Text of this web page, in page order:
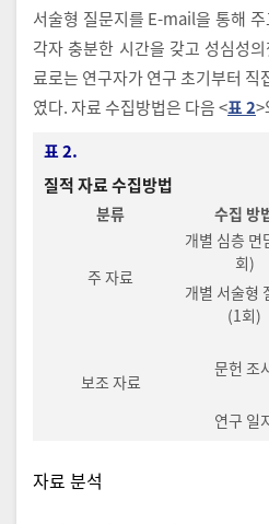
서술형 질문지를 E-mail을 통해
각자 충분한 시간을 갖고 성심성
료로는 연구자가 연구 초기부터
였다. 자료 수집방법은 다음 <표 2>
표 2.
질적 자료 수집방법
분류 수집 방
주 자료
개별 심층 면
회)
개별 서술형
(1회)
보조 자료
문헌 조
연구 일
자료 분석